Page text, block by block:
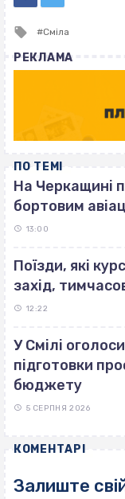
Tagged
Сміла
РЕКЛАМА
ПО ТЕМІ
На Черкащині
бортовим
13:00
Поїзди, які
захід,
12:22
У Смілі
підготовки
бюджету
5 СЕРПНЯ 2026
КОМЕНТАРІ
Залиште